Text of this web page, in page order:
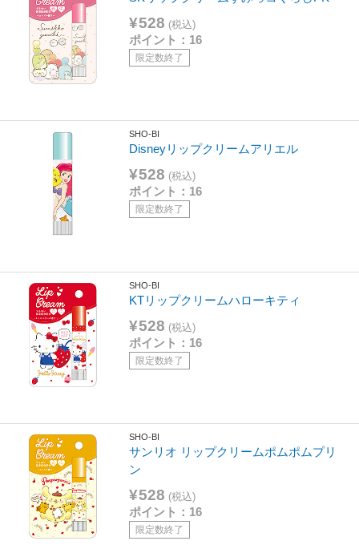
¥528 (税込)
ポイント：16
限定数終了
SHO-BI
Disneyリップクリームアリエル
¥528 (税込)
ポイント：16
限定数終了
SHO-BI
KTリップクリームハローキティ
¥528 (税込)
ポイント：16
限定数終了
SHO-BI
サンリオ リップクリームポムポムプリ
ン
¥528 (税込)
ポイント：16
限定数終了